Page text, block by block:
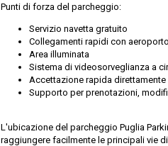
Punti di forza del parcheggio:
Servizio navetta gratuito
Collegamenti rapidi con
Area illuminata
Sistema di videosorveglianza a
Accettazione rapida direttamente
Supporto per prenotazioni,
L'ubicazione del parcheggio Puglia
raggiungere facilmente le principali vie